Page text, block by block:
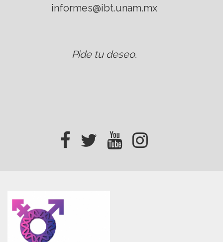
informes@ibt.unam.mx
Pide tu deseo.